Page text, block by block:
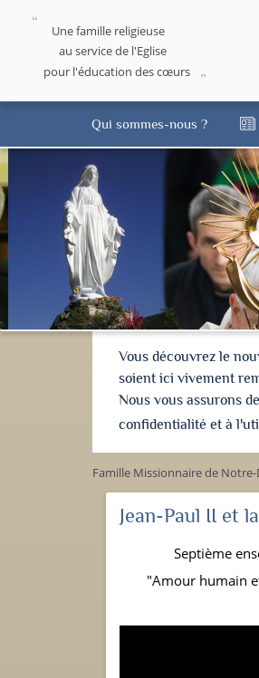
Une famille religieuse
au service de l'Eglise
pour l'éducation des cœurs
Qui sommes-nous ?
Vous découvrez le
soient ici vivement
Nous vous assurons
confidentialité et à
Famille Missionnaire de
Jean-Paul II et
Septième
"Amour humain